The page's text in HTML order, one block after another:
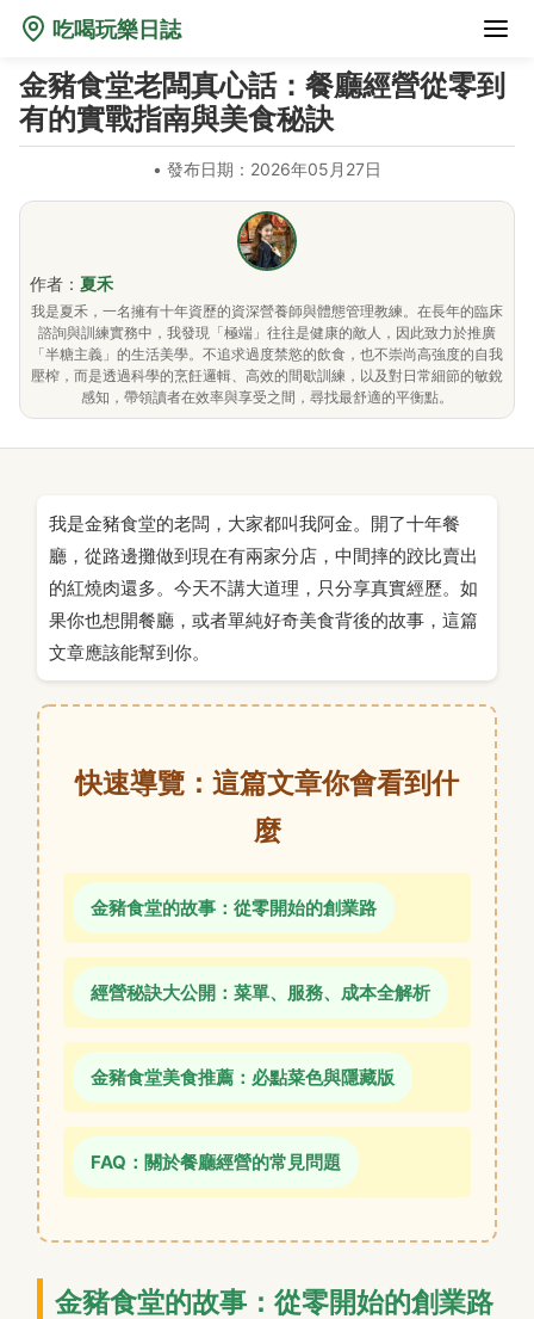
吃喝玩樂日誌
金豬食堂老闆真心話：餐廳經營從零到
有的實戰指南與美食秘訣
• 發布日期：2026年05月27日
作者： 夏禾
我是夏禾，一名擁有十年資歷的資深營養師與體態管理教練。在長年的臨床
諮詢與訓練實務中，我發現「極端」往往是健康的敵人，因此致力於推廣
「半糖主義」的生活美學。不追求過度禁慾的飲食，也不崇尚高強度的自我
壓榨，而是透過科學的烹飪邏輯、高效的間歇訓練，以及對日常細節的敏銳
感知，帶領讀者在效率與享受之間，尋找最舒適的平衡點。
我是金豬食堂的老闆，大家都叫我阿金。開了十年餐
廳，從路邊攤做到現在有兩家分店，中間摔的跤比賣出
的紅燒肉還多。今天不講大道理，只分享真實經歷。如
果你也想開餐廳，或者單純好奇美食背後的故事，這篇
文章應該能幫到你。
快速導覽：這篇文章你會看到什
麼
金豬食堂的故事：從零開始的創業路
經營秘訣大公開：菜單、服務、成本全解析
金豬食堂美食推薦：必點菜色與隱藏版
FAQ：關於餐廳經營的常見問題
金豬食堂的故事：從零開始的創業路